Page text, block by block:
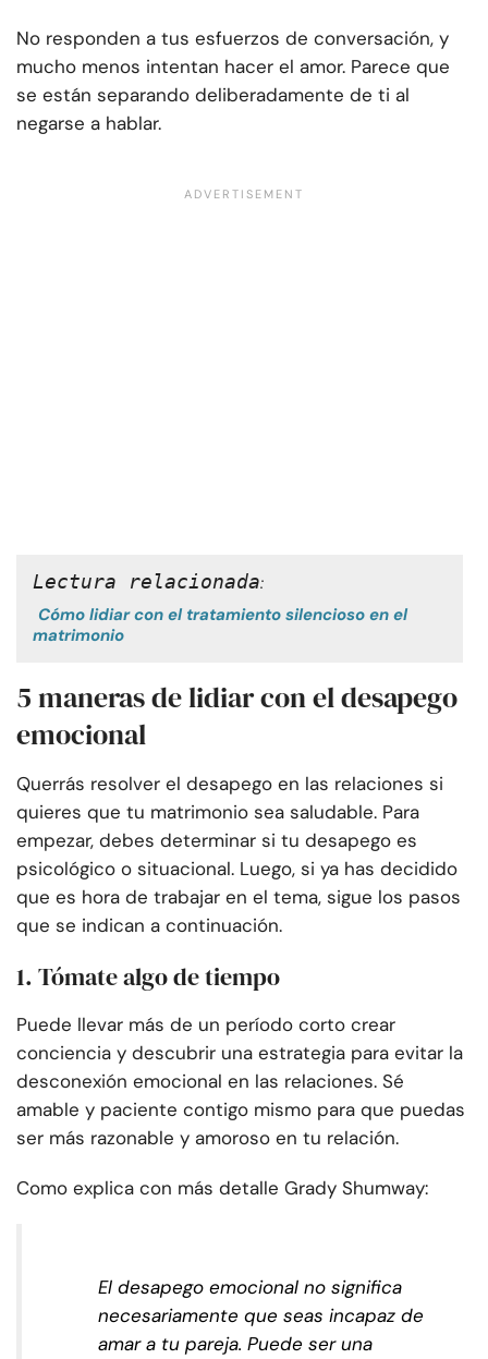
No responden a tus esfuerzos de conversación, y
mucho menos intentan hacer el amor. Parece que
se están separando deliberadamente de ti al
negarse a hablar.
Lectura relacionada:
Cómo lidiar con el tratamiento silencioso en el
matrimonio
5 maneras de lidiar con el desapego
emocional
Querrás resolver el desapego en las relaciones si
quieres que tu matrimonio sea saludable. Para
empezar, debes determinar si tu desapego es
psicológico o situacional. Luego, si ya has decidido
que es hora de trabajar en el tema, sigue los pasos
que se indican a continuación.
1. Tómate algo de tiempo
Puede llevar más de un período corto crear
conciencia y descubrir una estrategia para evitar la
desconexión emocional en las relaciones. Sé
amable y paciente contigo mismo para que puedas
ser más razonable y amoroso en tu relación.
Como explica con más detalle Grady Shumway:
El desapego emocional no significa
necesariamente que seas incapaz de
amar a tu pareja. Puede ser una